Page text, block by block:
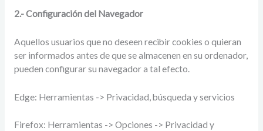
2.- Configuración del Navegador
Aquellos usuarios que no deseen recibir cookies o quieran
ser informados antes de que se almacenen en su ordenador,
pueden configurar su navegador a tal efecto.
Edge: Herramientas -> Privacidad, búsqueda y servicios
Firefox: Herramientas -> Opciones -> Privacidad y